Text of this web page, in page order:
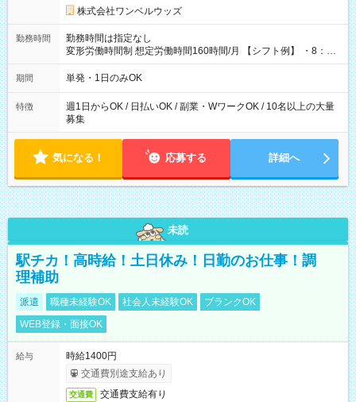
株式会社ワンベルウッズ
勤務時間
勤務時間は指定なし
変形労働時間制 想定労働時間160時間/月 【シフト例】 ・8：00
～21：00
期間 単発・1日のみOK
特徴
週1日からOK / 日払いOK / 副業・WワークOK / 10名以上の大量
募集
気になる！ 応募する 詳細へ
未読
駅チカ！高時給！土日休み！日勤のお仕事！調
理補助
派遣 職種未経験OK 社会人未経験OK
ブランクOK
WEB登録・面接OK
給与
時給1400円
交通費別途支給あり
交通費 交通費支給有り